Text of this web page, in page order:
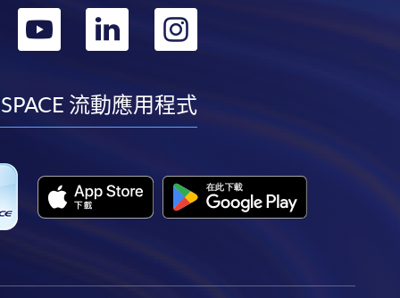
轉
youtube
轉
linkedininstagram
流動應用程式